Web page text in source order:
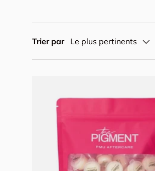
Trier par Le plus pertinents